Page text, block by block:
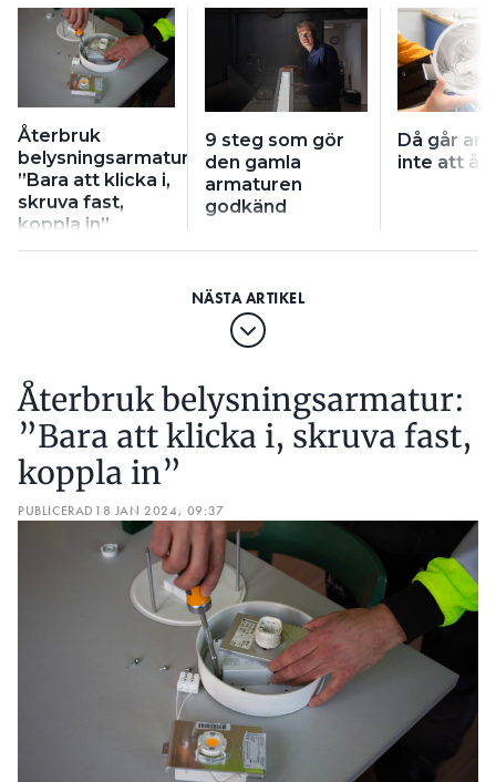
Återbruk
belysningsarmatur:
”Bara att klicka i,
skruva fast,
koppla in”
9 steg som gör
den gamla
armaturen
godkänd
Då går
inte att
Återbruk belysningsarmatur:
”Bara att klicka i, skruva fast,
koppla in”
PUBLICERAD 18 JAN 2024, 09:37